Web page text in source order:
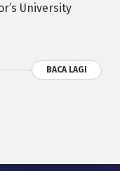
University
BACA LAGI